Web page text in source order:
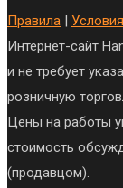
Правила |
Интернет-сайт
и не требует
розничную
Цены на работы
стоимость
(продавцом).